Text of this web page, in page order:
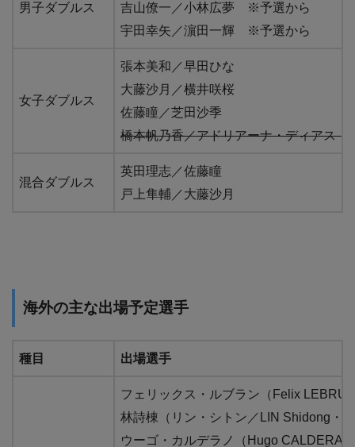
男子ダブルス
吉山僚一／小林広夢 ※予選から
宇田幸矢／濵田一輝 ※予選から
女子ダブルス
張本美和／早田ひな
大藤沙月／横井咲桜
佐藤瞳／芝田沙季
橋本帆乃香／アドリアーナ・ディアス
混合ダブルス
英田理志／佐藤瞳
戸上隼輔／大藤沙月
海外の主な出場予定選手
種目 出場選手
フェリックス・ルブラン（Felix
林詩棟（リン・シトン／LIN Shidong・
ウーゴ・カルデラノ（Hugo